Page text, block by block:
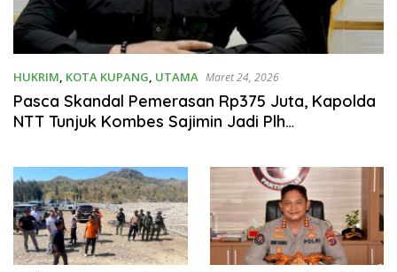
HUKRIM, KOTA KUPANG, UTAMA Maret 24, 2026
Pasca Skandal Pemerasan Rp375 Juta, Kapolda
NTT Tunjuk Kombes Sajimin Jadi Plh